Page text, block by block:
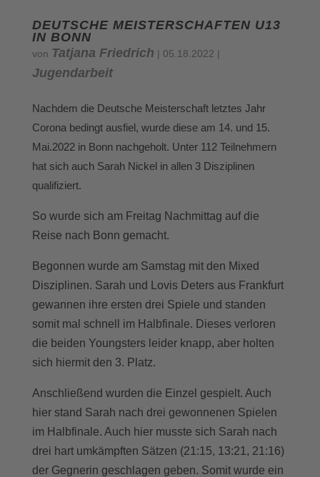
DEUTSCHE MEISTERSCHAFTEN U13
IN BONN
von Tatjana Friedrich | 05.18.2022 |
Jugendarbeit
Nachdem die Deutsche Meisterschaft letztes Jahr
Corona bedingt ausfiel, wurde diese am 14. und 15.
Mai.2022 in Bonn nachgeholt. Unter 112 Teilnehmern
hat sich auch Sarah Nickel in allen 3 Disziplinen
qualifiziert.
So wurde sich am Freitag Nachmittag auf die
Reise nach Bonn gemacht.
Begonnen wurde am Samstag mit den Mixed
Disziplinen. Sarah und Lovis Deters aus Frankfurt
gewannen ihre ersten drei Spiele und standen
somit mal schnell im Halbfinale. Dieses verloren
die beiden Youngsters leider knapp, aber holten
sich hiermit den 3. Platz.
Anschließend wurden die Einzel gespielt. Auch
hier stand Sarah nach drei gewonnenen Spielen
im Halbfinale. Auch hier musste sich Sarah nach
drei hart umkämpften Sätzen (21:15, 13:21, 21:16)
der Gegnerin geschlagen geben. Somit wurde ein